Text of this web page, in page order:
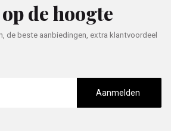
de hoogte
de beste aanbiedingen, extra klantvoordeel
Aanmelden